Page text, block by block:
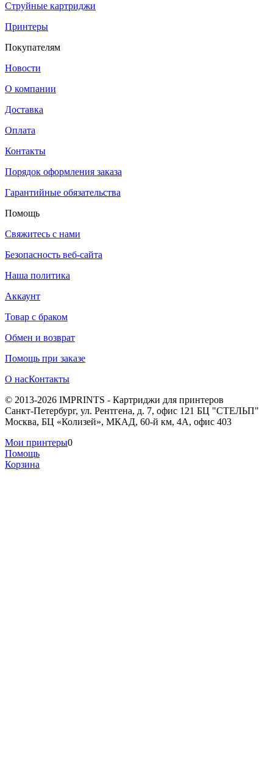
Струйные картриджи
Принтеры
Покупателям
Новости
О компании
Доставка
Оплата
Контакты
Порядок оформления заказа
Гарантийные обязательства
Помощь
Свяжитесь с нами
Безопасность веб-сайта
Наша политика
Аккаунт
Товар с браком
Обмен и возврат
Помощь при заказе
О насКонтакты
© 2013-2026 IMPRINTS - Картриджи для принтеров
Санкт-Петербург, ул. Рентгена, д. 7, офис 121 БЦ "СТЕЛЬП"
Москва, БЦ «Колизей», МКАД, 60-й км, 4А, офис 403
Мои принтеры0
Помощь
Корзина